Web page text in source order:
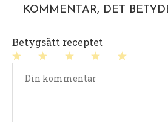
KOMMENTAR, DET
Betygsätt receptet
stjärnor
stjärnor
stjärnor
stjärna